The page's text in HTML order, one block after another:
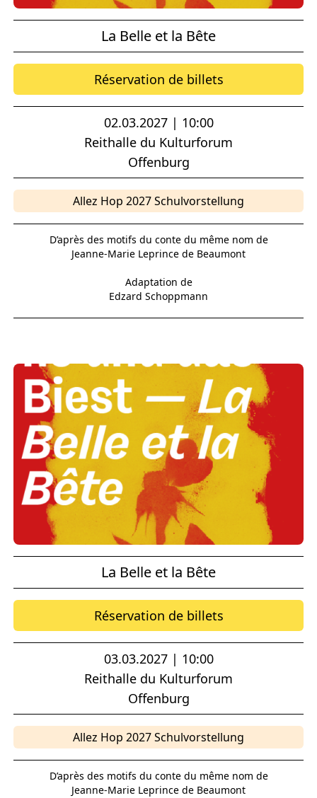
La Belle et la Bête
Réservation de billets
02.03.2027 | 10:00
Reithalle du Kulturforum
Offenburg
Allez Hop 2027 Schulvorstellung
D’après des motifs du conte du même nom de
Jeanne-Marie Leprince de Beaumont
Adaptation de
Edzard Schoppmann
La Belle et la Bête
Réservation de billets
03.03.2027 | 10:00
Reithalle du Kulturforum
Offenburg
Allez Hop 2027 Schulvorstellung
D’après des motifs du conte du même nom de
Jeanne-Marie Leprince de Beaumont